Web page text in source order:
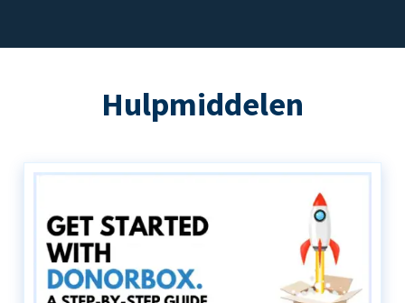
Hulpmiddelen